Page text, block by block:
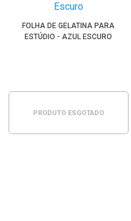
FOLHA DE GELATINA PARA
ESTÚDIO - AZUL ESCURO
PRODUTO ESGOTADO